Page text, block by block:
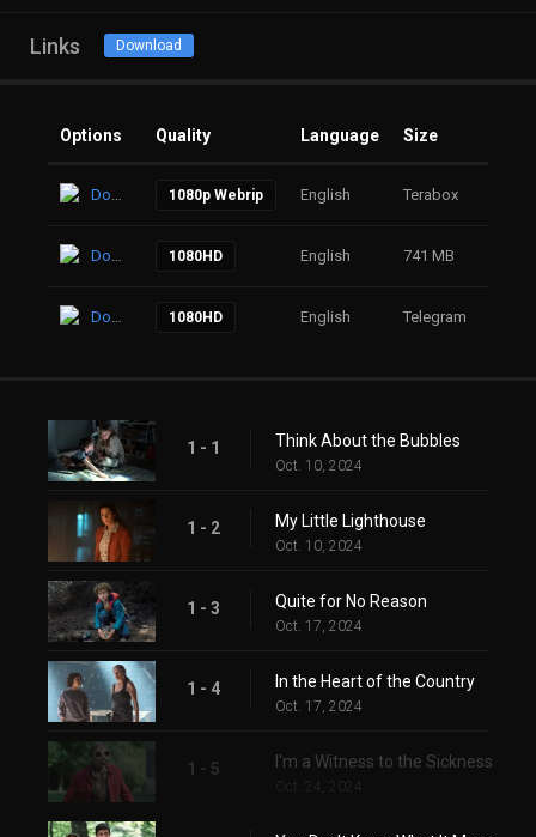
Links Download
Options Quality Language Size
Download 1080p Webrip English Terabox
Download 1080HD English 741 MB
Download 1080HD English Telegram
1 - 1 Think About the Bubbles
Oct. 10, 2024
1 - 2 My Little Lighthouse
Oct. 10, 2024
1 - 3 Quite for No Reason
Oct. 17, 2024
1 - 4 In the Heart of the Country
Oct. 17, 2024
1 - 5 I'm a Witness to the Sickness
Oct. 24, 2024